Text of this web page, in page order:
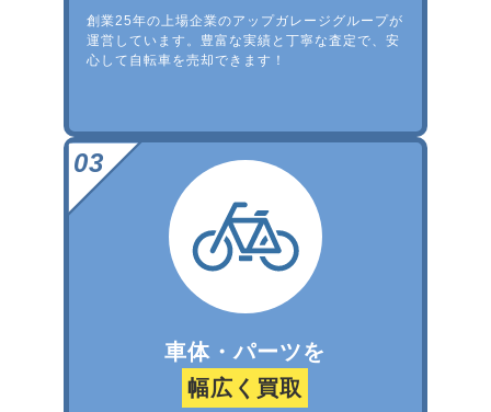
創業25年の上場企業のアップガレージグループが
運営しています。豊富な実績と丁寧な査定で、安
心して自転車を売却できます！
車体・パーツを
幅広く買取